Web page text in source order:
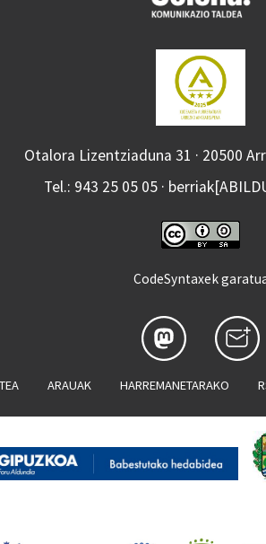
Otalora Lizentziaduna 31 · 20500
Tel.: 943 25 05 05 ·
CodeSyntaxek
ARAUAK HARREMANETARAKO